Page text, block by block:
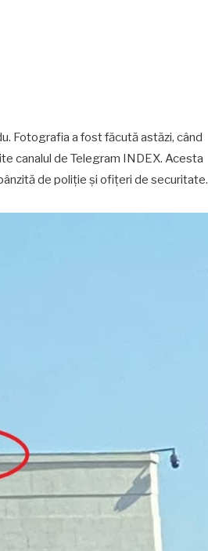
Fotografia a fost făcută astăzi, când
canalul de Telegram INDEX. Acesta
de poliție și ofițeri de securitate.